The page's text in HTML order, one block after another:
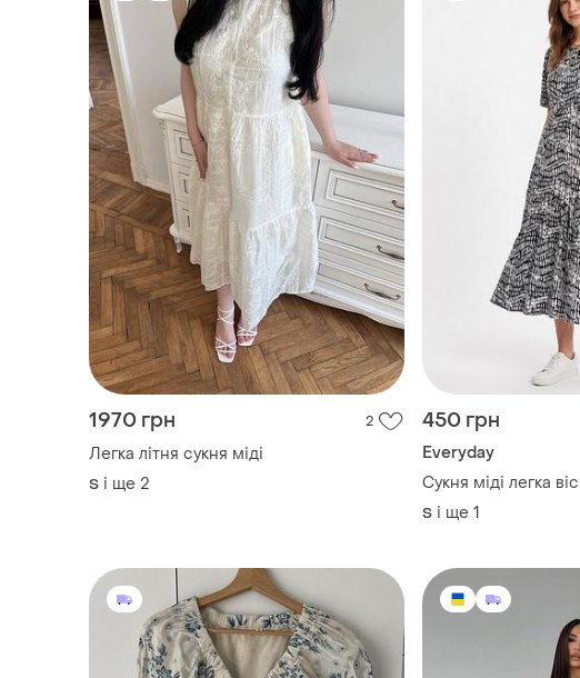
1970 грн 2
Легка літня сукня міді
S і ще 2
450 грн
Everyday
Сукня міді легка
S і ще 1